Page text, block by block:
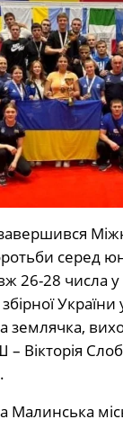
серед
26-28 числа у
України
землячка,
Вікторія
Малинська